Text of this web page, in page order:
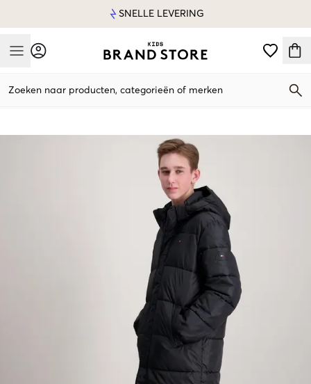
SNELLE LEVERING
Mobile Menu
Zoeken naar producten, categorieën of merken